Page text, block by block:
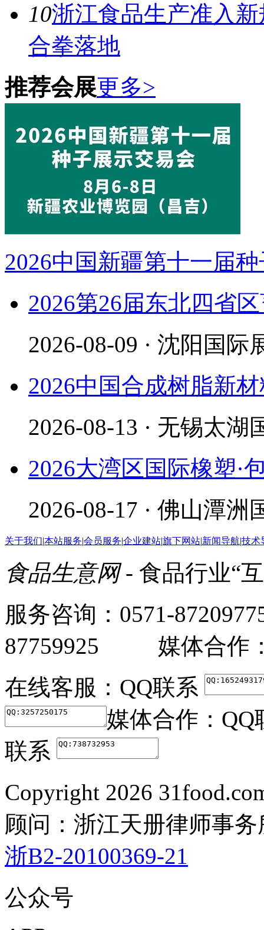
10浙江食品生产准入新
合拳落地
推荐会展更多>
2026中国新疆第十一届
2026第26届东北四省
2026-08-09 · 沈阳国际
2026中国合成树脂新
2026-08-13 · 无锡太湖
2026大湾区国际橡塑·
2026-08-17 · 佛山潭洲
关于我们|本站服务|会员服务|企业建站|旗下网站|新闻导航|技术
食品生意网- 食品行业“
服务咨询：0571-
87759925 媒体合作：
在线客服： QQ联系
媒体合作：
联系
Copyright 2026
顾问：浙江天册律师事
浙B2-20100369-21
公众号